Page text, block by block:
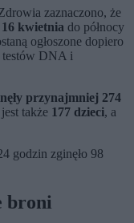
zaznaczono, że
kwietnia do północy
ogłoszone dopiero
testów DNA i
przynajmniej 274
także 177 dzieci, a
godzin zginęło 98
broni